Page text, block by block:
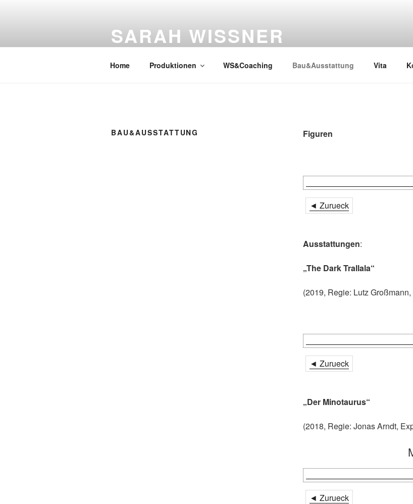
SARAH WISSNER
Home Produktionen WS&Coaching Bau&Ausstattung Vita
BAU&AUSSTATTUNG Figuren
◄ Zurueck
Ausstattungen:
„The Dark Trallala“
(2019, Regie: Lutz
◄ Zurueck
„Der Minotaurus“
(2018, Regie: Jonas Arndt,
◄ Zurueck